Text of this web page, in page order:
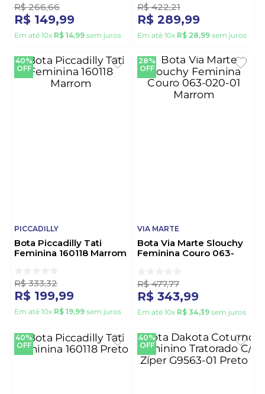
R$ 266,66
R$ 149,99
Em até 10x R$ 14,99 sem juros
R$ 422,21
R$ 289,99
Em até 10x R$ 28,99 sem juros
40%
OFF
PICCADILLY
Bota Piccadilly Tati
Feminina 160118 Marrom
R$ 333,32
R$ 199,99
Em até 10x R$ 19,99 sem juros
28%
OFF
VIA MARTE
Bota Via Marte Slouchy
Feminina Couro 063-
R$ 477,77
R$ 343,99
Em até 10x R$ 34,39 sem juros
40%
OFF
40%
OFF